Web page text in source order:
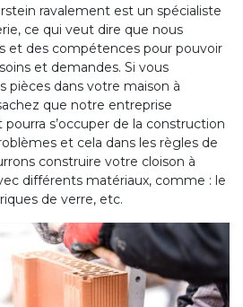
ravalement est un spécialiste
ce qui veut dire que nous
et des compétences pour pouvoir
et demandes. Si vous
pièces dans votre maison à
que notre entreprise
s’occuper de la construction
et cela dans les règles de
construire votre cloison à
différents matériaux, comme : le
de verre, etc.